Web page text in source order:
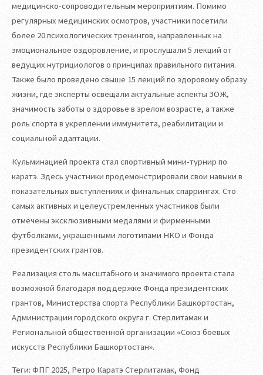
медицинско-сопроводительным мероприятиям. Помимо
регулярных медицинских осмотров, участники посетили
более 20 психологических тренингов, направленных на
эмоциональное оздоровление, и прослушали 5 лекций от
ведущих нутрициологов о принципах правильного питания.
Также было проведено свыше 15 лекций по здоровому образу
жизни, где эксперты освещали актуальные аспекты ЗОЖ,
значимость заботы о здоровье в зрелом возрасте, а также
роль спорта в укреплении иммунитета, реабилитации и
социальной адаптации.
Кульминацией проекта стал спортивный мини-турнир по
каратэ. Здесь участники продемонстрировали свои навыки в
показательных выступлениях и финальных спаррингах. Сто
самых активных и целеустремленных участников были
отмечены эксклюзивными медалями и фирменными
футболками, украшенными логотипами НКО и Фонда
президентских грантов.
Реализация столь масштабного и значимого проекта стала
возможной благодаря поддержке Фонда президентских
грантов, Министерства спорта Республики Башкортостан,
Администрации городского округа г. Стерлитамак и
Региональной общественной организации «Союз боевых
искусств Республики Башкортостан».
Теги: ФПГ 2025, Ретро Каратэ Стерлитамак, Фонд